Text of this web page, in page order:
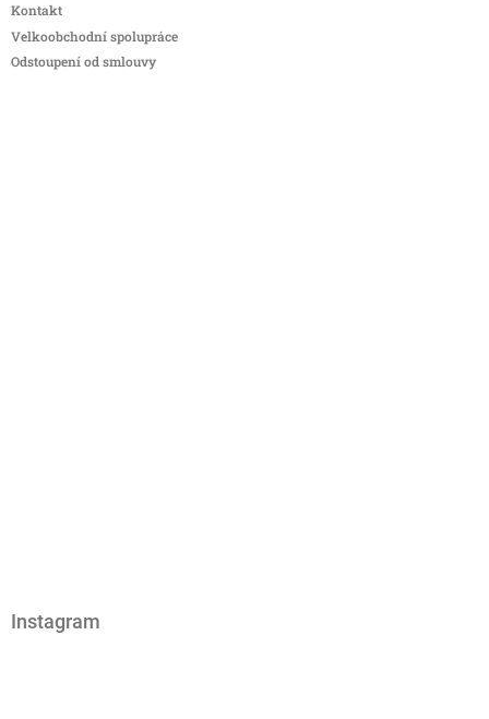
Kontakt
Velkoobchodní spolupráce
Odstoupení od smlouvy
Instagram